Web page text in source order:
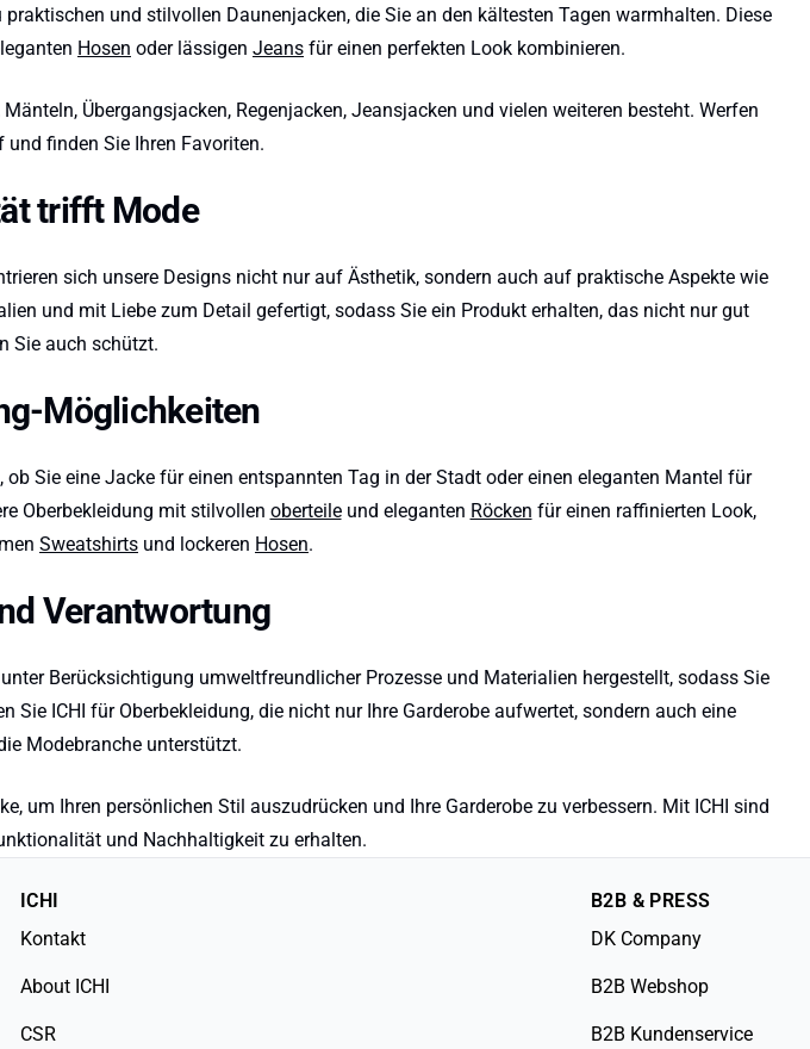
und stilvollen Daunenjacken, die Sie an den kältesten Tagen warmhalten. Diese
Hosen oder lässigen Jeans für einen perfekten Look kombinieren.
Mänteln, Übergangsjacken, Regenjacken, Jeansjacken und vielen weiteren besteht. Werfen
finden Sie Ihren Favoriten.
trifft Mode
sich unsere Designs nicht nur auf Ästhetik, sondern auch auf praktische Aspekte wie
und mit Liebe zum Detail gefertigt, sodass Sie ein Produkt erhalten, das nicht nur gut
Sie auch schützt.
Möglichkeiten
Sie eine Jacke für einen entspannten Tag in der Stadt oder einen eleganten Mantel für
Oberbekleidung mit stilvollen oberteileund eleganten Röcken für einen raffinierten Look,
Sweatshirts und lockeren Hosen.
Verantwortung
Berücksichtigung umweltfreundlicher Prozesse und Materialien hergestellt, sodass Sie
ICHI für Oberbekleidung, die nicht nur Ihre Garderobe aufwertet, sondern auch eine
Modebranche unterstützt.
um Ihren persönlichen Stil auszudrücken und Ihre Garderobe zu verbessern. Mit ICHI sind
und Nachhaltigkeit zu erhalten.
ICHI
Kontakt
About ICHI
CSR
B2B & PRESS
DK Company
B2B Webshop
B2B Kundenservice